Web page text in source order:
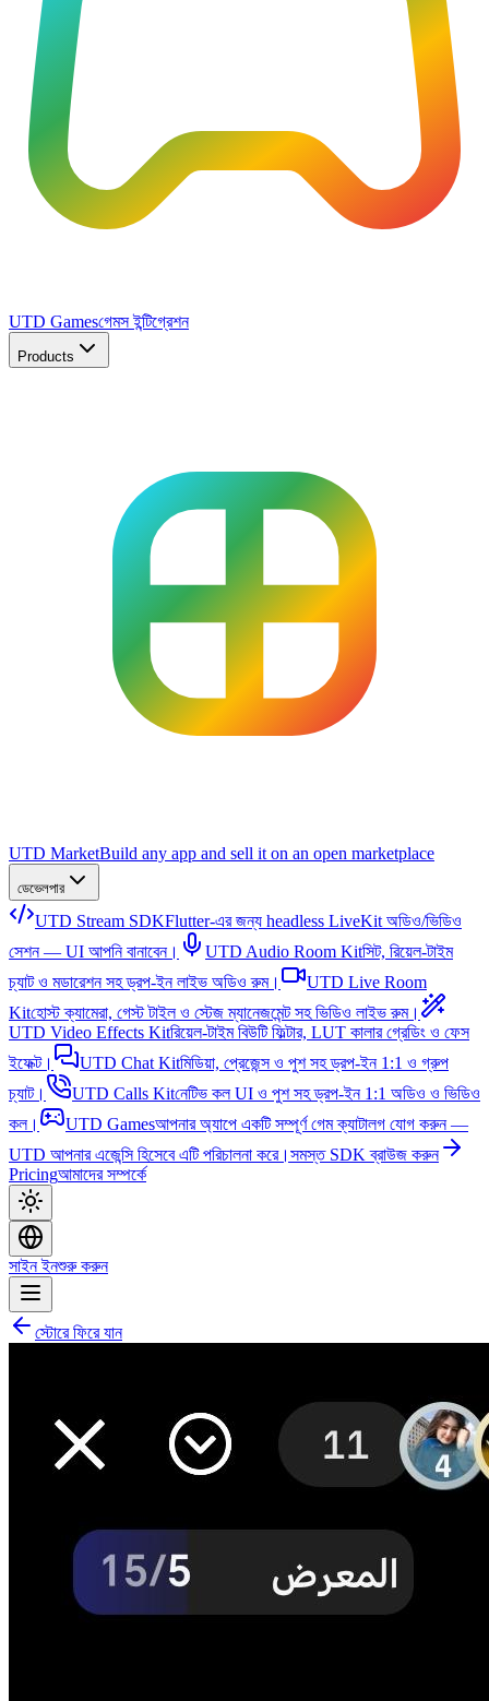
UTD Gamesগেমস ইন্টিগ্রেশন
Products
UTD MarketBuild any app and sell it on an open marketplace
ডেভেলপার
UTD Stream SDKFlutter-এর জন্য headless LiveKit অডিও/ভিডিও
সেশন — UI আপনি বানাবেন।
UTD Audio Room Kitসিট, রিয়েল-টাইম
চ্যাট ও মডারেশন সহ ড্রপ-ইন লাইভ অডিও রুম।
UTD Live Room
Kitহোস্ট ক্যামেরা, গেস্ট টাইল ও স্টেজ ম্যানেজমেন্ট সহ ভিডিও লাইভ রুম।
UTD Video Effects Kitরিয়েল-টাইম বিউটি ফিল্টার, LUT কালার গ্রেডিং ও ফেস
ইফেক্ট।
UTD Chat Kitমিডিয়া, প্রেজেন্স ও পুশ সহ ড্রপ-ইন 1:1 ও গ্রুপ
চ্যাট।
UTD Calls Kitনেটিভ কল UI ও পুশ সহ ড্রপ-ইন 1:1 অডিও ও ভিডিও
কল।
UTD Gamesআপনার অ্যাপে একটি সম্পূর্ণ গেম ক্যাটালগ যোগ করুন —
UTD আপনার এজেন্সি হিসেবে এটি পরিচালনা করে। সমস্ত SDK ব্রাউজ করুন
Pricingআমাদের সম্পর্কে
সাইন ইনশুরু করুন
স্টোরে ফিরে যান